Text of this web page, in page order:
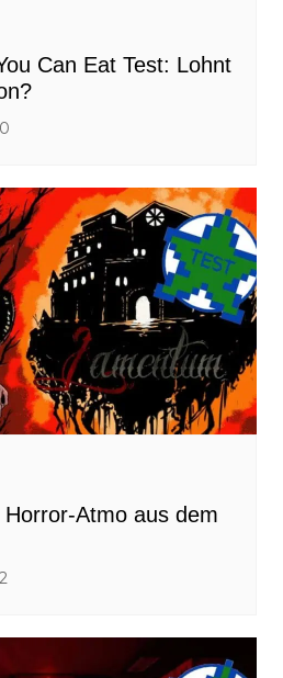
Can Eat Test: Lohnt
0
Atmo aus dem
2